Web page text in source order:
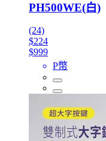
PH500WE(白)
(24)
$224
$999
P幣